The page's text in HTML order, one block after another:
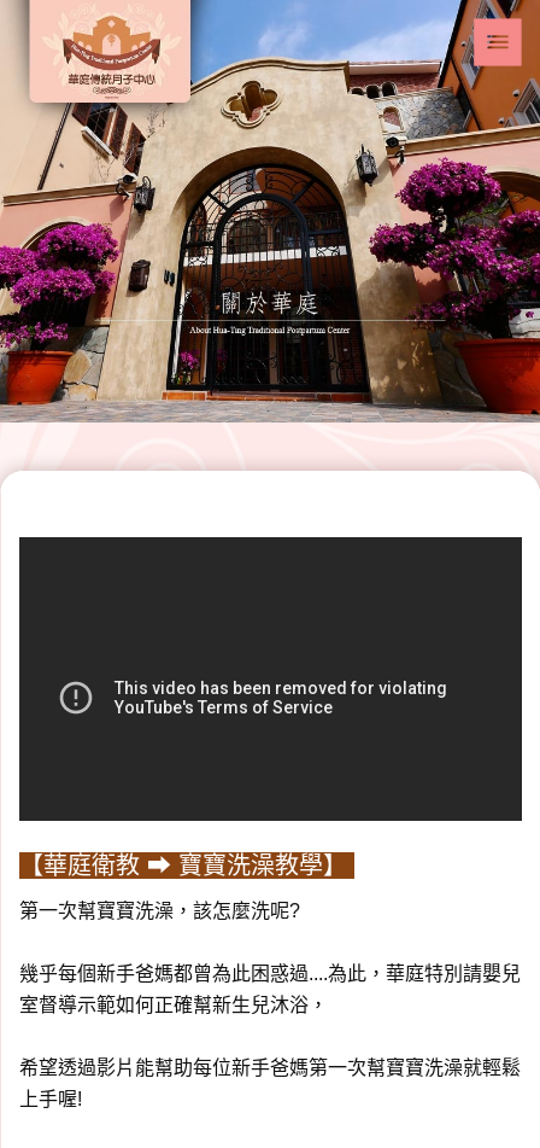
【華庭衛教 ➡ 寶寶洗澡教學】
第一次幫寶寶洗澡，該怎麼洗呢?
幾乎每個新手爸媽都曾為此困惑過....為此，華庭特別請嬰兒
室督導示範如何正確幫新生兒沐浴，
希望透過影片能幫助每位新手爸媽第一次幫寶寶洗澡就輕鬆
上手喔!